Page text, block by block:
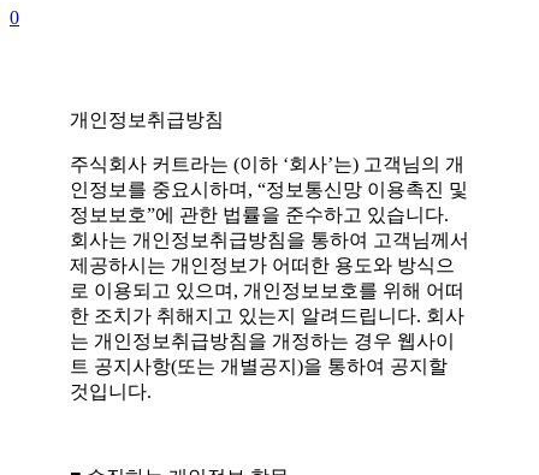
0
개인정보취급방침
주식회사 커트라는 (이하 ‘회사’는) 고객님의 개
인정보를 중요시하며, “정보통신망 이용촉진 및
정보보호”에 관한 법률을 준수하고 있습니다.
회사는 개인정보취급방침을 통하여 고객님께서
제공하시는 개인정보가 어떠한 용도와 방식으
로 이용되고 있으며, 개인정보보호를 위해 어떠
한 조치가 취해지고 있는지 알려드립니다. 회사
는 개인정보취급방침을 개정하는 경우 웹사이
트 공지사항(또는 개별공지)을 통하여 공지할
것입니다.